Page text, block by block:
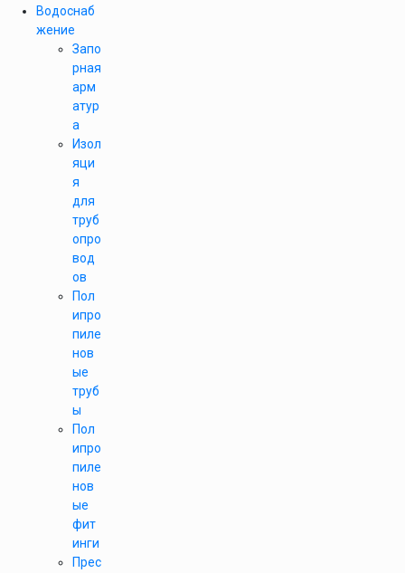
Водоснаб
жение
Запо
рная
арм
атур
а
Изол
яци
я
для
труб
опро
вод
ов
Пол
ипро
пиле
нов
ые
труб
ы
Пол
ипро
пиле
нов
ые
фит
инги
Прес